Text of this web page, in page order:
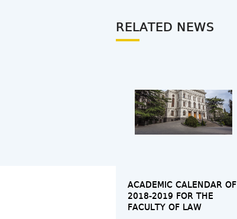
RELATED NEWS
ACADEMIC CALENDAR OF
2018-2019 FOR THE
FACULTY OF LAW